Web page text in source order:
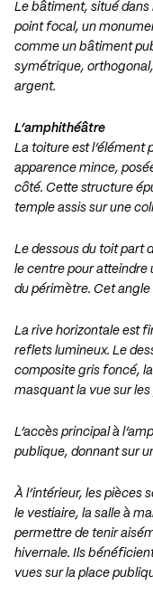
Le bâtiment, situé dans
point focal, un
comme un bâtiment
symétrique,
argent.
L’amphithéâtre
La toiture est l’élément
apparence mince,
côté. Cette structure
temple assis sur une
Le dessous du toit part
le centre pour atteindre
du périmètre. Cet
La rive horizontale est
reflets lumineux. Le
composite gris foncé,
masquant la vue sur les
L’accès principal à
publique, donnant sur
À l’intérieur, les pièces
le vestiaire, la salle à
permettre de tenir
hivernale. Ils
vues sur la place